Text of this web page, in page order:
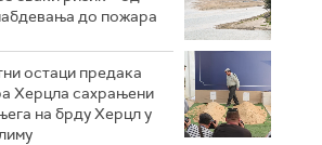
до пожара
остаци предака
Херцла сахрањени
на брду Херцл у